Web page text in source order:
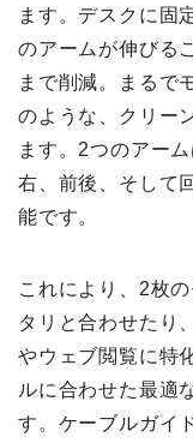
ます。デスクに固
のアームが伸びる
まで削減。まるで
のような、クリー
ます。2つのアー
右、前後、そして
能です。
これにより、2枚
タリと合わせたり
やウェブ閲覧に特
ルに合わせた最適
す。ケーブルガイ